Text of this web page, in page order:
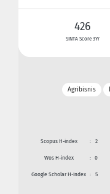
426
SINTA Score 3Yr
Agribisnis
Scopus H-index : 2
Wos H-index : 0
Google Scholar H-index : 5